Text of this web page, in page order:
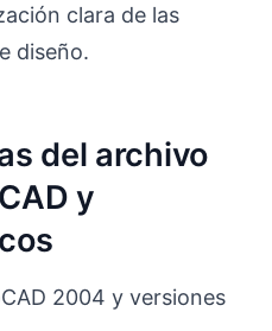
clara de las
diseño.
del archivo
y
2004 y versiones